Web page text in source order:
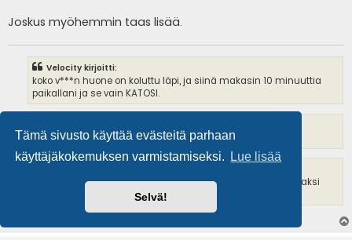
Tämä sivusto käyttää evästeitä parhaan
käyttäjäkokemuksen varmistamiseksi.
Lue lisää
Selvä!
Joskus myöhemmin taas lisää.
Velocity kirjoitti:
koko v***n huone on koluttu läpi, ja siinä makasin 10 minuuttia
paikallani ja se vain KATOSI.
Miksi Cena ei saisi Wrestlemanian pääottelussa?
Sekin oli ihan uskomattoman hieno hetki, kun Porin torilla kaksi
n.13-vuotiasta teinityttöä tuli pummimaan tupakkaa.